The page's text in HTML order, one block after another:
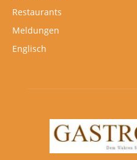
Restaurants
Meldungen
Englisch